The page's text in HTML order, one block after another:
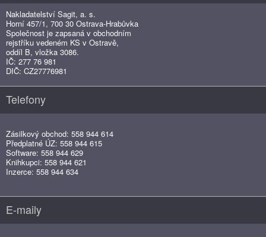
Nakladatelství Sagit, a. s.
Horní 457/1, 700 30 Ostrava-Hrabůvka
Společnost je zapsaná v obchodním
rejstříku vedeném KS v Ostravě,
oddíl B, vložka 3086.
IČ: 277 76 981
DIČ: CZ27776981
Telefony
Zásilkový obchod: 558 944 614
Předplatné ÚZ: 558 944 615
Software: 558 944 629
Knihkupci: 558 944 621
Inzerce: 558 944 634
E-maily